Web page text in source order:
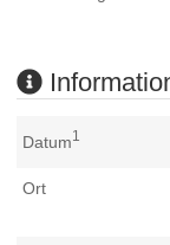
Datum1
Ort